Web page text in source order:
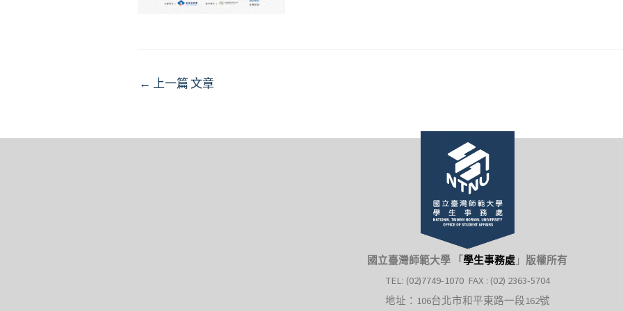
Post
← 上一篇 文章
國立臺灣師範大學 「 學生事務處 」 版權所有
TEL: (02)7749-1070 FAX : (02) 2363-5704
地址：106台北市和平東路一段162號